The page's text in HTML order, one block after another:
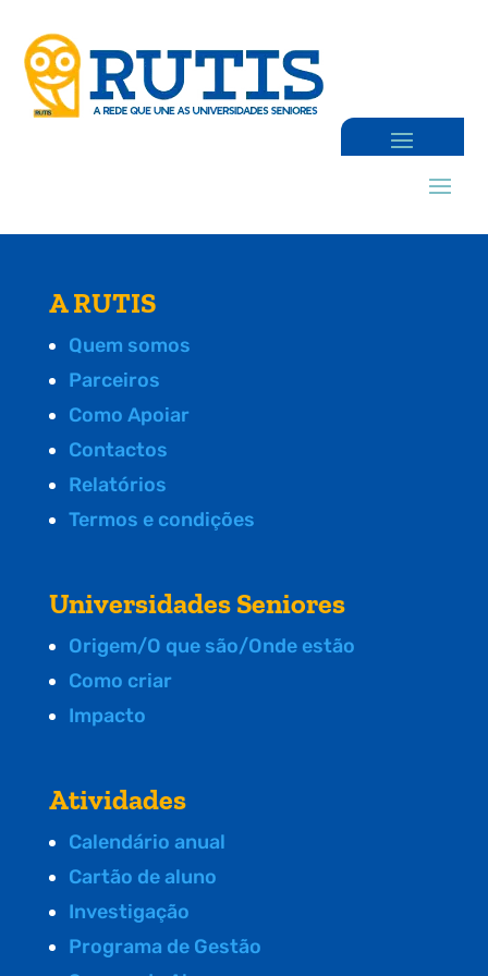
A RUTIS
Quem somos
Parceiros
Como Apoiar
Contactos
Relatórios
Termos e condições
Universidades Seniores
Origem/O que são/Onde estão
Como criar
Impacto
Atividades
Calendário anual
Cartão de aluno
Investigação
Programa de Gestão